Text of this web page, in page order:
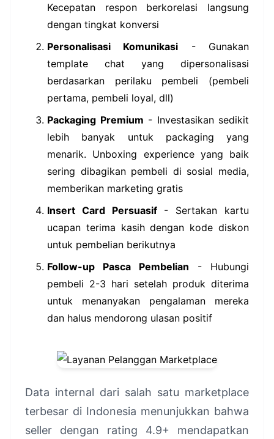
Kecepatan respon berkorelasi langsung
dengan tingkat konversi
Personalisasi Komunikasi - Gunakan
template chat yang dipersonalisasi
berdasarkan perilaku pembeli (pembeli
pertama, pembeli loyal, dll)
Packaging Premium - Investasikan sedikit
lebih banyak untuk packaging yang
menarik. Unboxing experience yang baik
sering dibagikan pembeli di sosial media,
memberikan marketing gratis
Insert Card Persuasif- Sertakan kartu
ucapan terima kasih dengan kode diskon
untuk pembelian berikutnya
Follow-up Pasca Pembelian - Hubungi
pembeli 2-3 hari setelah produk diterima
untuk menanyakan pengalaman mereka
dan halus mendorong ulasan positif
Data internal dari salah satu marketplace
terbesar di Indonesia menunjukkan bahwa
seller dengan rating 4.9+ mendapatkan